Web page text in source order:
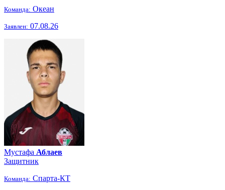
Команда: Океан
Заявлен: 07.08.26
Мустафа Аблаев
Защитник
Команда: Спарта-КТ